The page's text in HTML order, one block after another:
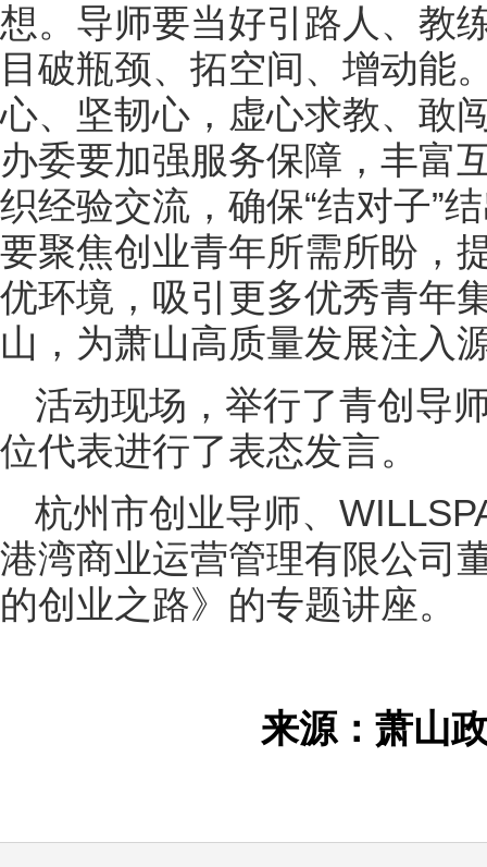
想。导师要当好引路人、教
目破瓶颈、拓空间、增动能
心、坚韧心，虚心求教、敢
办委要加强服务保障，丰富
织经验交流，确保“结对子”
要聚焦创业青年所需所盼，
优环境，吸引更多优秀青年
山，为萧山高质量发展注入
活动现场，举行了青创导
位代表进行了表态发言。
杭州市创业导师、
港湾商业运营管理有限公
的创业之路》的专题讲座。
来源：萧